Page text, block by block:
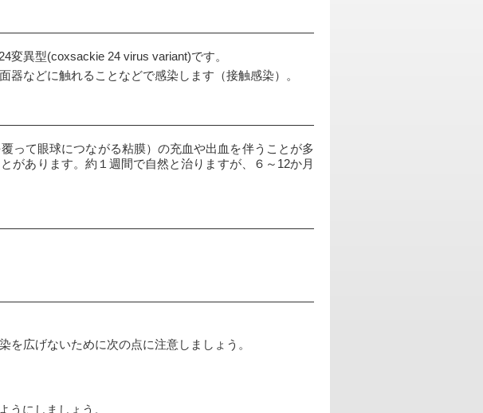
異型(coxsackie 24 virus variant)です。
などに触れることなどで感染します（接触感染）。
って眼球につながる粘膜）の充血や出血を伴うことが多
があります。約１週間で自然と治りますが、６～12か月
広げないために次の点に注意しましょう。
うにしましょう。